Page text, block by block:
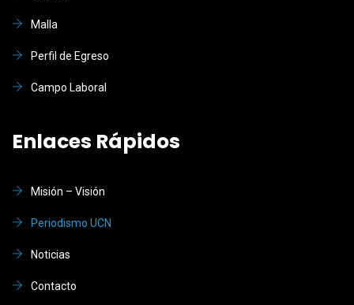
Malla
Perfil de Egreso
Campo Laboral
Enlaces Rápidos
Misión – Visión
Periodismo UCN
Noticias
Contacto